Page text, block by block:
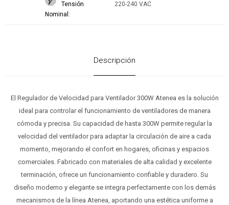
Tensión
Nominal
220-240 VAC
Descripción
El Regulador de Velocidad para Ventilador 300W Atenea es la solución
ideal para controlar el funcionamiento de ventiladores de manera
cómoda y precisa. Su capacidad de hasta 300W permite regular la
velocidad del ventilador para adaptar la circulación de aire a cada
momento, mejorando el confort en hogares, oficinas y espacios
comerciales. Fabricado con materiales de alta calidad y excelente
terminación, ofrece un funcionamiento confiable y duradero. Su
diseño moderno y elegante se integra perfectamente con los demás
mecanismos de la línea Atenea, aportando una estética uniforme a